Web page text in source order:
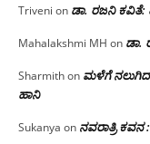
Triveni on ಡಾ. ರಜನಿ ಕವಿತೆ:
Mahalakshmi MH on ಡಾ.
Sharmithon ಮಳೆಗೆ ನಲುಗಿದ
ಹಾನಿ
Sukanya on ನವರಾತ್ರಿ ಕವನ